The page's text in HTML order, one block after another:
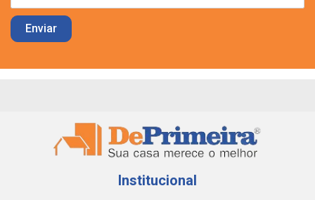
Institucional